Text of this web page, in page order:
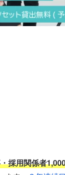
採用関係者